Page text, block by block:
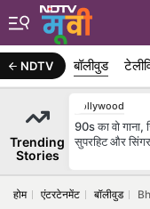
NDTV बॉलीवुड
Trending
Stories
Bollywood
90s का वो
सुपरहिट और
होम एंटरटेनमेंट बॉलीवुड